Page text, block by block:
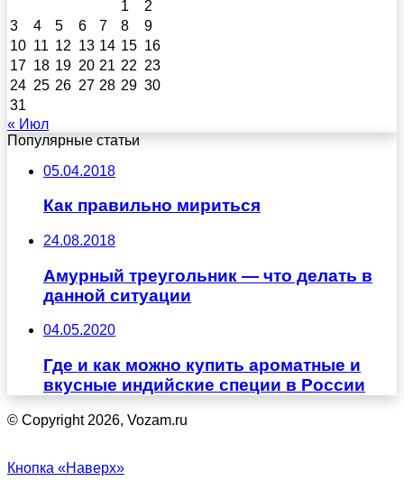
1
2
3
4 5 6 7 8
9
10 11 12 13 14 15 16
17 18 19 20 21 22 23
24 25 26 27 28 29 30
31
« Июл
Популярные статьи
05.04.2018
Как правильно мириться
24.08.2018
Амурный треугольник — что делать в
данной ситуации
04.05.2020
Где и как можно купить ароматные и
вкусные индийские специи в России
© Copyright 2026, Vozam.ru
Кнопка «Наверх»